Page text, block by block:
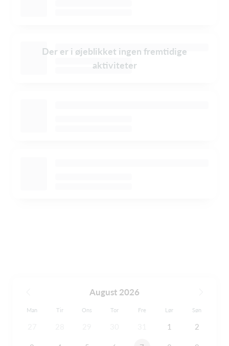
Der er i øjeblikket ingen fremtidige
aktiviteter
August 2026
Man Tir Ons Tor Fre Lør Søn
1 2